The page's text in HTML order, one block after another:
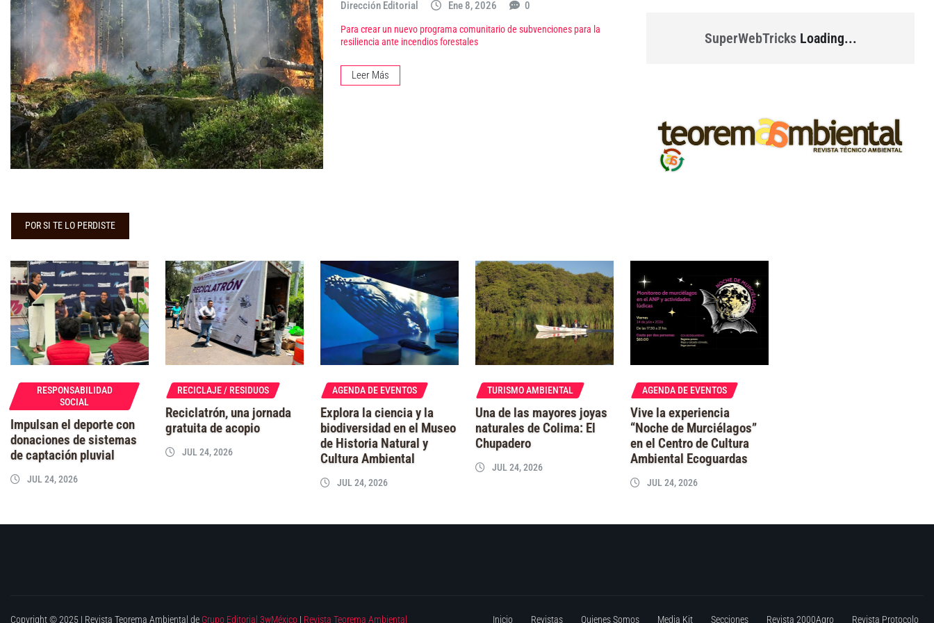
Dirección Editorial Ene 8, 2026 0
Para crear un nuevo programa comunitario de subvenciones para la
resiliencia ante incendios forestales
Leer Más
SuperWebTricksLoading...
POR SI TE LO PERDISTE
RESPONSABILIDAD
SOCIAL
Impulsan el deporte con
donaciones de sistemas
de captación pluvial
JUL 24, 2026
RECICLAJE / RESIDUOS
Reciclatrón, una jornada
gratuita de acopio
JUL 24, 2026
AGENDA DE EVENTOS
Explora la ciencia y la
biodiversidad en el Museo
de Historia Natural y
Cultura Ambiental
JUL 24, 2026
TURISMO AMBIENTAL
Una de las mayores joyas
naturales de Colima: El
Chupadero
JUL 24, 2026
AGENDA DE EVENTOS
Vive la experiencia
“Noche de Murciélagos”
en el Centro de Cultura
Ambiental Ecoguardas
JUL 24, 2026
Copyright © 2025 | Revista Teorema Ambiental de Grupo Editorial 3wMéxico | Revista Teorema Ambiental Inicio Revistas Quienes Somos Media Kit Secciones Revista 2000Agro Revista Protocolo